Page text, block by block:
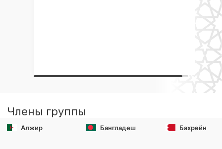
Члены группы
Алжир Бангладеш Бахрейн